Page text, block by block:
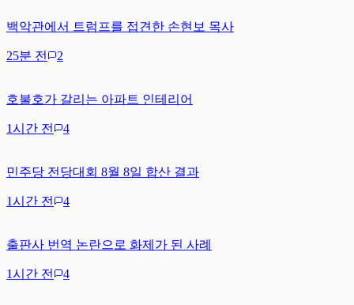
백악관에서 트럼프를 접견한 손현보 목사
25분 전 2
호불호가 갈리는 아파트 인테리어
1시간 전 4
민주당 전당대회 8월 8일 합산 결과
1시간 전 4
출판사 번역 논란으로 화제가 된 사례
1시간 전 4